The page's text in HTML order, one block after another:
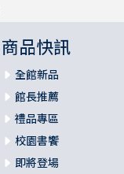
商品快訊
全館新品
館長推薦
禮品專區
校園書饗
即將登場